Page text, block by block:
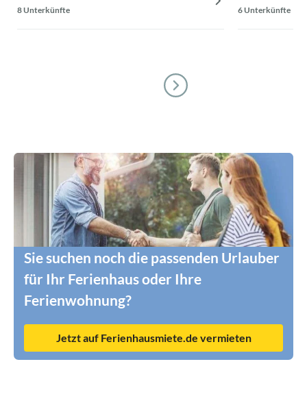
8 Unterkünfte 6 Unterkünfte
Sie suchen noch die passenden Urlauber
für Ihr Ferienhaus oder Ihre
Ferienwohnung?
Jetzt auf Ferienhausmiete.de vermieten